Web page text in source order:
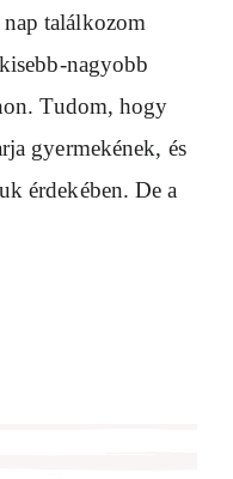
találkozom
nagyobb
Tudom, hogy
gyermekének, és
érdekében. De a